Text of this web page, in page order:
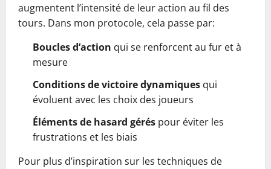
augmentent l’intensité de leur action au fil des
tours. Dans mon protocole, cela passe par:
Boucles d’action qui se renforcent au fur et à
mesure
Conditions de victoire dynamiques qui
évoluent avec les choix des joueurs
Éléments de hasard gérés pour éviter les
frustrations et les biais
Pour plus d’inspiration sur les techniques de